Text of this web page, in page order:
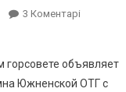
3 КоментаріДо
Объявили
Конкурс
горсовете объявляет
Южненской ОТГ с